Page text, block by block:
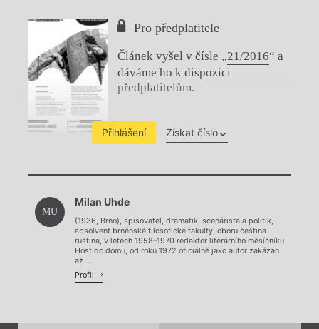
Pro předplatitele
Článek vyšel v čísle „21/2016“ a
dáváme ho k dispozici
předplatitelům.
Přihlášení Získat číslo
Chviličku.
MU
Milan Uhde
(1936, Brno), spisovatel, dramatik, scenárista a politik,
absolvent brněnské filosofické fakulty, oboru čeština-
ruština, v letech 1958–1970 redaktor literárního měsíčníku
Host do domu, od roku 1972 oficiálně jako autor zakázán
až ...
Profil